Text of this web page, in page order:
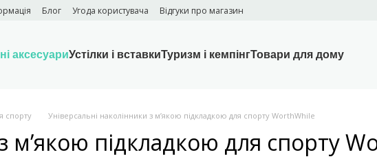
Блог Угода користувача Відгуки про магазин
аксесуариУстілки і вставкиТуризм і кемпінгТовари для дому
спорту Універсальні наколінники з м’якою підкладкою для спорту WorthWhile
м’якою підкладкою для спорту